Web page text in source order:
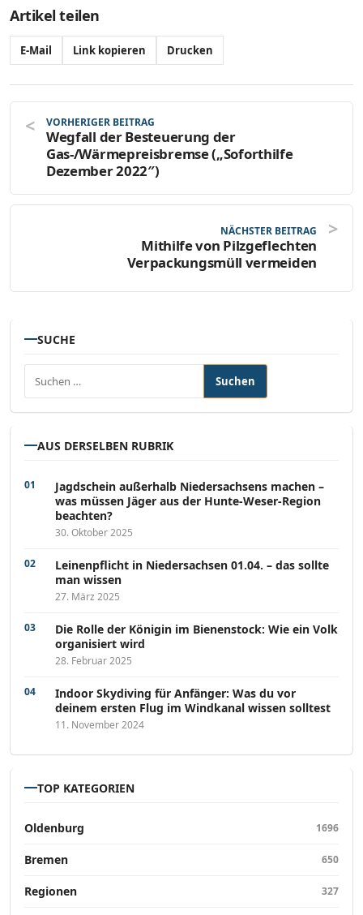
Artikel teilen
E-Mail Link kopieren Drucken
VORHERIGER BEITRAG
Wegfall der Besteuerung der
Gas-/Wärmepreisbremse („Soforthilfe
Dezember 2022″)
NÄCHSTER BEITRAG
Mithilfe von Pilzgeflechten
Verpackungsmüll vermeiden
SUCHE
AUS DERSELBEN RUBRIK
Jagdschein außerhalb Niedersachsens machen –
was müssen Jäger aus der Hunte-Weser-Region
beachten?
30. Oktober 2025
Leinenpflicht in Niedersachsen 01.04. – das sollte
man wissen
27. März 2025
Die Rolle der Königin im Bienenstock: Wie ein Volk
organisiert wird
28. Februar 2025
Indoor Skydiving für Anfänger: Was du vor
deinem ersten Flug im Windkanal wissen solltest
11. November 2024
TOP KATEGORIEN
Oldenburg 1696
Bremen 650
Regionen 327